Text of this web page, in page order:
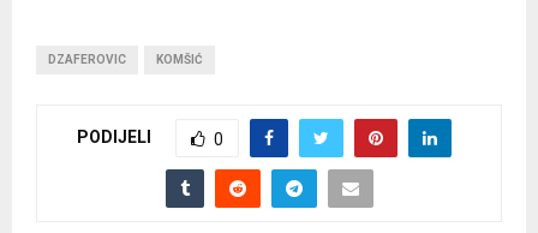
DZAFEROVIC KOMŠIĆ
PODIJELI 0